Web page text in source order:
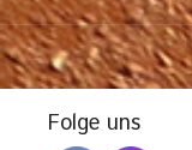
Folge uns